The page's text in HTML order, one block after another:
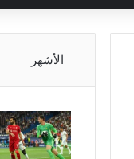
الأشهر